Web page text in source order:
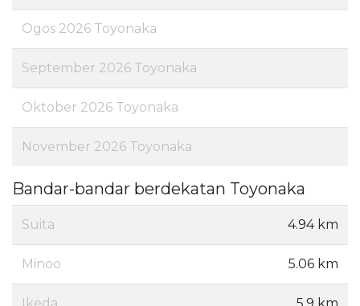
Ogos 2026 Toyonaka
September 2026 Toyonaka
Oktober 2026 Toyonaka
November 2026 Toyonaka
Bandar-bandar berdekatan Toyonaka
Suita 4.94 km
Minoo 5.06 km